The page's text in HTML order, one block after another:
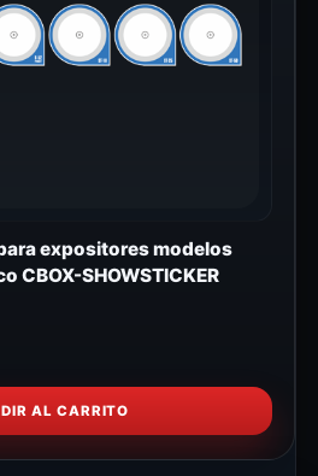
expositores modelos
CBOX-SHOWSTICKER
AL CARRITO